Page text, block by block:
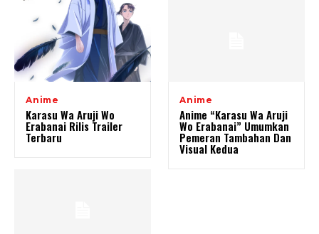
Anime
Karasu Wa Aruji Wo
Erabanai Rilis Trailer
Terbaru
Anime
Anime “Karasu Wa Aruji
Wo Erabanai” Umumkan
Pemeran Tambahan Dan
Visual Kedua